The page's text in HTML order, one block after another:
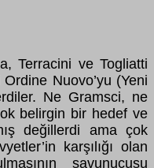
Terracini ve Togliatti
Nuovo’yu (Yeni
Ne Gramsci, ne
belirgin bir hedef ve
değillerdi ama çok
karşılığı olan
savunucusu